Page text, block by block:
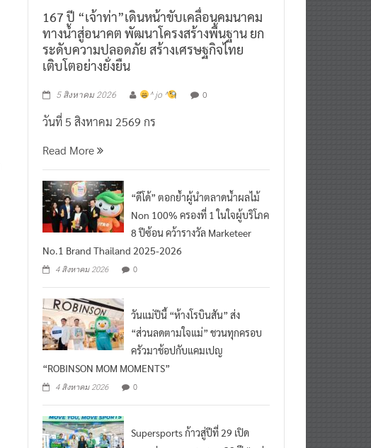
167 ปี “เจ้าท่า”เดินหน้าขับเคลื่อนคมนาคม
ทางน้ำสู่อนาคต พัฒนาโครงสร้างพื้นฐาน ยก
ระดับความปลอดภัย สร้างเศรษฐกิจไทย
เติบโตอย่างยั่งยืน
5 สิงหาคม 2026 ^ jo ^ 0
วันที่ 5 สิงหาคม 2569 กร
Read More
“ดีโด้” ตอกย้ำผู้นำตลาดน้ำผลไม้
Non 100% ครองที่ 1 ในใจผู้บริโภค
8 ปีซ้อน คว้ารางวัล Marketeer
No.1 Brand Thailand 2025-2026
4 สิงหาคม 2026 0
วันแม่ปีนี้ “ห้างโรบินสัน” ส่ง
“ส่วนลดตามใจแม่” ชวนทุกครอบ
ครัวมาช้อปกับแคมเปญ
“ROBINSON MOM MOMENTS”
4 สิงหาคม 2026 0
Supersports ก้าวสู่ปีที่ 29 เปิด